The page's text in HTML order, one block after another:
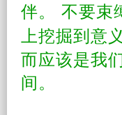
伴。 不要束
上挖掘到意
而应该是我
间。